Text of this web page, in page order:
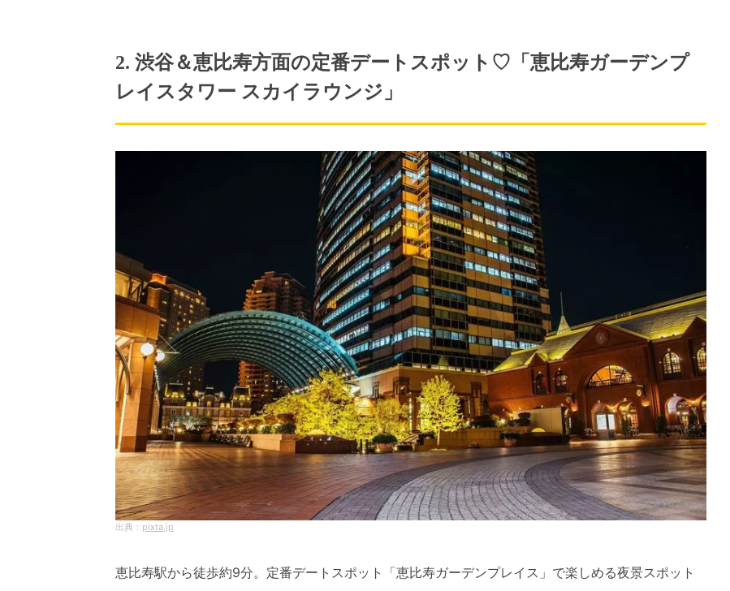
2. 渋谷＆恵比寿方面の定番デートスポット♡「恵比寿ガーデンプ
レイスタワー スカイラウンジ」
pixta.jp
恵比寿駅から徒歩約9分。定番デートスポット「恵比寿ガーデンプレイス」で楽しめる夜景スポット